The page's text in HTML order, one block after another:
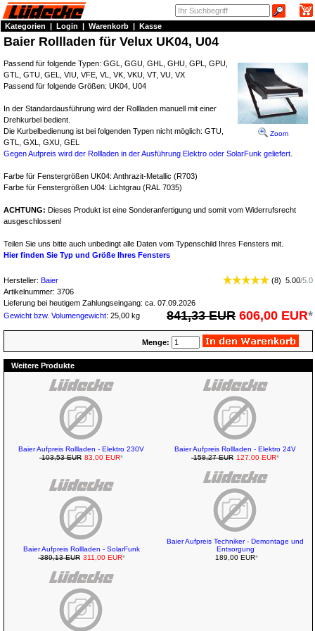
Kategorien | Login | Warenkorb | Kasse
Baier Rollladen für Velux UK04, U04
Zoom
Passend für folgende Typen: GGL, GGU, GHL, GHU, GPL, GPU,
GTL, GTU, GEL, VIU, VFE, VL, VK, VKU, VT, VU, VX
Passend für folgende Größen: UK04, U04
In der Standardausführung wird der Rollladen manuell mit einer
Drehkurbel bedient.
Die Kurbelbedienung ist bei folgenden Typen nicht möglich: GTU,
GTL, GXL, GXU, GEL
Gegen Aufpreis wird der Rollladen in der Ausführung Elektro oder SolarFunk geliefert.
Farbe für Fenstergrößen UK04: Anthrazit-Metallic (R703)
Farbe für Fenstergrößen U04: Lichtgrau (RAL 7035)
ACHTUNG: Dieses Produkt ist eine Sonderanfertigung und somit vom Widerrufsrecht
ausgeschlossen!
Teilen Sie uns bitte auch unbedingt alle Daten vom Typenschild Ihres Fensters mit.
Hier finden Sie Typ und Größe Ihres Fensters
Hersteller: Baier (8) 5.00/5.0
Artikelnummer: 3706
Lieferung bei heutigem Zahlungseingang: ca. 07.09.2026
Gewicht bzw. Volumengewicht: 25,00 kg 841,33 EUR 606,00 EUR*
Menge:
Weitere Produkte
Baier Aufpreis Rollladen - Elektro 230V
103,53 EUR 83,00 EUR*
Baier Aufpreis Rollladen - Elektro 24V
158,27 EUR 127,00 EUR*
Baier Aufpreis Rollladen - SolarFunk
389,13 EUR 311,00 EUR*
Baier Aufpreis Techniker - Demontage und
Entsorgung
189,00 EUR*